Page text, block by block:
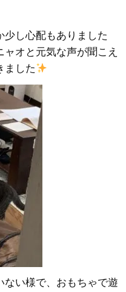
少し心配もありました
オと元気な声が聞こえ
ました
ない様で、おもちゃで遊